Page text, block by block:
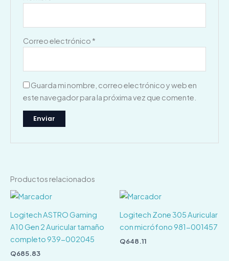
Correo electrónico *
Guarda mi nombre, correo electrónico y web en
este navegador para la próxima vez que comente.
Productos relacionados
Logitech ASTRO Gaming
A10 Gen 2 Auricular tamaño
completo 939-002045
Q685.83
Logitech Zone 305 Auricular
con micrófono 981-001457
Q648.11